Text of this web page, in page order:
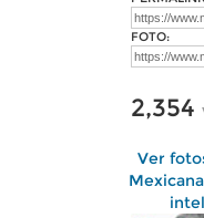
FOTO:
2,354
Ver